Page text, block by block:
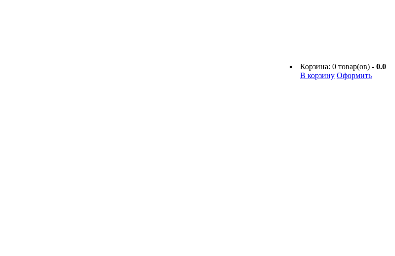
Корзина: 0 товар(ов) - 0.0
В корзину Оформить